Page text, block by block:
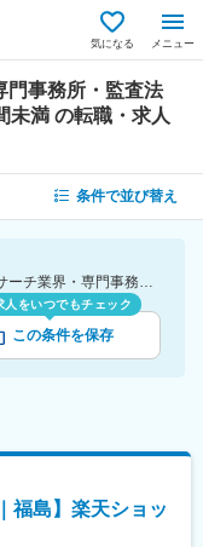
気になる メニュー
門事務所・監査法
未満 の転職・求人
条件で並び替え
[勤務地]福島県 [業種]コンサルティング・リサーチ業界・専門事務所・監査法人・税理士法人 [詳細条件](休日・働き方)残業20時間未満
人をいつでもチェック
この条件を保存
福島】楽天ショッ